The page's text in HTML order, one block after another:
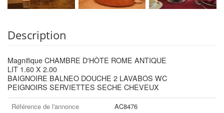
Description
Magnifique CHAMBRE D'HÔTE ROME ANTIQUE
LIT 1.60 X 2.00
BAIGNOIRE BALNEO DOUCHE 2 LAVABOS WC
PEIGNOIRS SERVIETTES SECHE CHEVEUX
Référence de l'annonce
AC8476